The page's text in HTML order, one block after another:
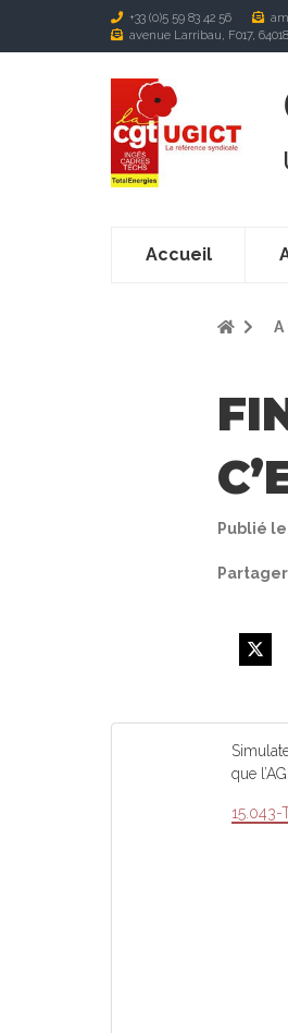
+33 (0)5 59 83 42 56
avenue Larribau, F017,
Accueil
A
Publié
Partager
Twitter
que
15.043-